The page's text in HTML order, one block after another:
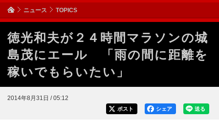
ニュース TOPICS
徳光和夫が２４時間マラソンの城
島茂にエール 「雨の間に距離を
稼いでもらいたい」
2014年8月31日 / 05:12
送る
シェア
ポスト